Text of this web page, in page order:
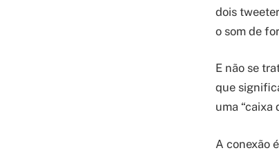
dois
o som de
E não se
que
uma “caixa
A conexão